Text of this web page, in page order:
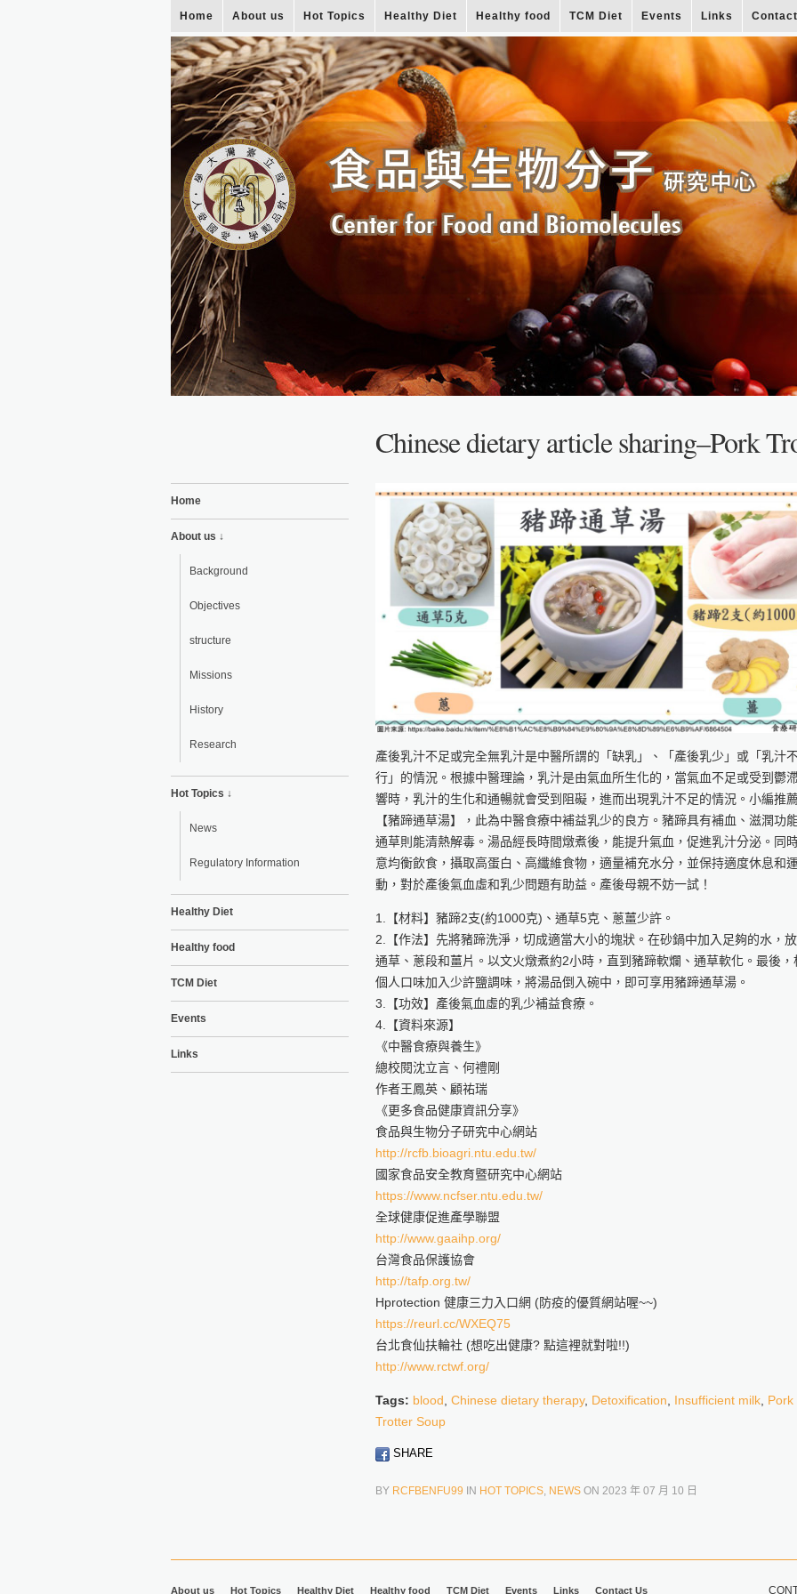
Home About us Hot Topics Healthy Diet Healthy food TCM Diet Events Links
Chinese dietary article sharing–Pork
Home
About us ↓
Background
Objectives
structure
Missions
History
Research
Hot Topics ↓
News
Regulatory Information
Healthy Diet
Healthy food
TCM Diet
Events
Links
產後乳汁不足或完全無乳汁是中醫所謂的「缺乳」、「產後乳少」或「乳汁
行」的情況。根據中醫理論，乳汁是由氣血所生化的，當氣血不足或受到鬱
響時，乳汁的生化和通暢就會受到阻礙，進而出現乳汁不足的情況。小編推
【豬蹄通草湯】，此為中醫食療中補益乳少的良方。豬蹄具有補血、滋潤功能
通草則能清熱解毒。湯品經長時間燉煮後，能提升氣血，促進乳汁分泌。同
意均衡飲食，攝取高蛋白、高纖維食物，適量補充水分，並保持適度休息和運
動，對於產後氣血虛和乳少問題有助益。產後母親不妨一試！
1.【材料】豬蹄2支(約1000克)、通草5克、蔥薑少許。
2.【作法】先將豬蹄洗淨，切成適當大小的塊狀。在砂鍋中加入足夠的水，
通草、蔥段和薑片。以文火燉煮約2小時，直到豬蹄軟爛、通草軟化。最後，
個人口味加入少許鹽調味，將湯品倒入碗中，即可享用豬蹄通草湯。
3.【功效】產後氣血虛的乳少補益食療。
4.【資料來源】
《中醫食療與養生》
總校閱沈立言、何禮剛
作者王鳳英、顧祐瑞
《更多食品健康資訊分享》
食品與生物分子研究中心網站
http://rcfb.bioagri.ntu.edu.tw/
國家食品安全教育暨研究中心網站
https://www.ncfser.ntu.edu.tw/
全球健康促進產學聯盟
http://www.gaaihp.org/
台灣食品保護協會
http://tafp.org.tw/
Hprotection 健康三力入口網 (防疫的優質網站喔~~)
https://reurl.cc/WXEQ75
台北食仙扶輪社 (想吃出健康? 點這裡就對啦!!)
http://www.rctwf.org/
Tags: blood, Chinese dietary therapy, Detoxification, Insufficient milk, Pork
Trotter Soup
SHARE
BY RCFBENFU99 IN HOT TOPICS, NEWS ON 2023 年 07 月 10 日
About us Hot Topics Healthy Diet Healthy food TCM Diet Events Links Contact Us